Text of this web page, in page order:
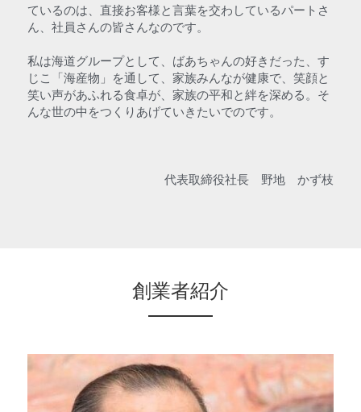
ているのは、直接お客様と言葉を交わしているパートさ
ん、社員さんの皆さんなのです。
私は海道グループとして、ばあちゃんの好きだった、す
じこ「海産物」を通して、家族みんなが健康で、笑顔と
笑い声があふれる食卓が、家族の平和と絆を深める。そ
んな世の中をつくりあげていきたいでのです。
代表取締役社長　野地　かず枝
創業者紹介